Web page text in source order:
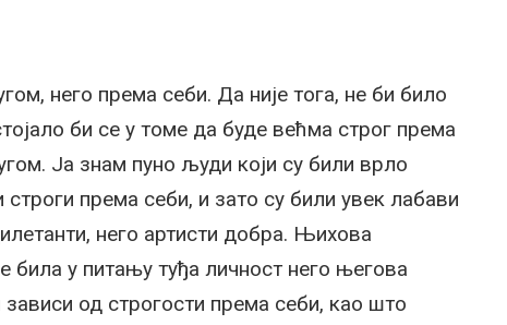
него према себи. Да није тога, не би било
би се у томе да буде већма строг према
Ја знам пуно људи који су били врло
према себи, и зато су били увек лабави
него артисти добра. Њихова
била у питању туђа личност него његова
од строгости према себи, као што